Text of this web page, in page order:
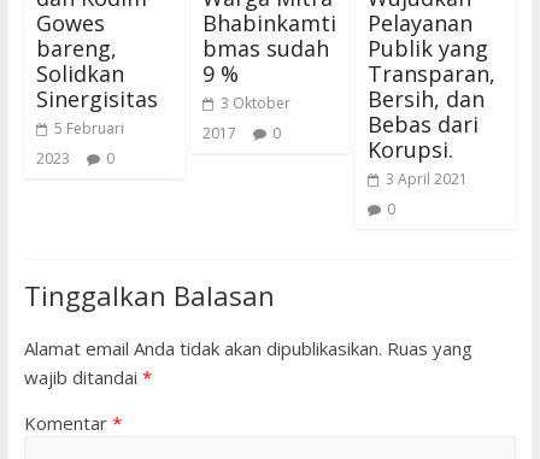
Gowes
bareng,
Solidkan
Sinergisitas
5 Februari
2023
0
Bhabinkamti
bmas sudah
9 %
3 Oktober
2017
0
Pelayanan
Publik yang
Transparan,
Bersih, dan
Bebas dari
Korupsi.
3 April 2021
0
Tinggalkan Balasan
Alamat email Anda tidak akan dipublikasikan. Ruas yang
wajib ditandai *
Komentar *